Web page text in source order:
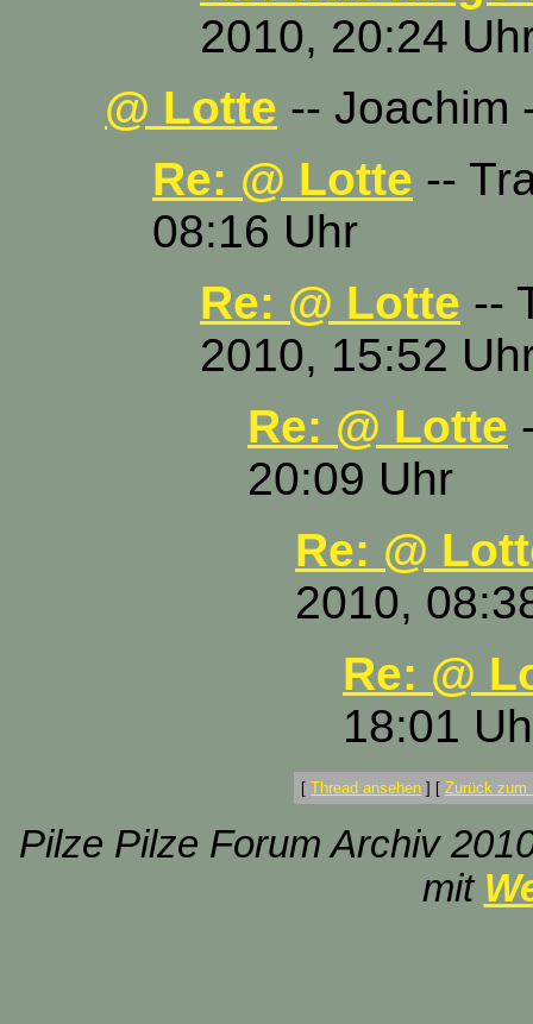
2010, 20:24
@ Lotte -- Joachim
Re: @ Lotte --
08:16 Uhr
Re: @ Lotte --
2010, 15:52
Re: @ Lotte
20:09 Uhr
Re: @
2010,
Re: @
18:01
[ Thread ansehen ] [ Zurück zum
Pilze Pilze Forum Archiv
mit